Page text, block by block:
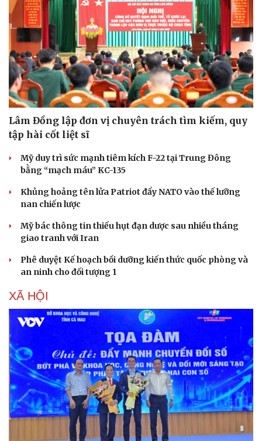
Sức khỏe
Dinh dưỡng - món ngon
Cây thuốc
Sản phụ khoa
Nhi khoa
Nam khoa
Làm đẹp - giảm cân
Phòng mạch online
Ăn sạch sống khỏe
Đời sống
Blog
Tình yêu - Gia đình
Lâm Đồng lập đơn vị chuyên trách tìm kiếm, quy
tập hài cốt liệt sĩ
Mỹ duy trì sức mạnh tiêm kích F-22 tại Trung Đông
bằng “mạch máu” KC-135
Khủng hoảng tên lửa Patriot đẩy NATO vào thế lưỡng
nan chiến lược
Mỹ bác thông tin thiếu hụt đạn dược sau nhiều tháng
giao tranh với Iran
Phê duyệt Kế hoạch bồi dưỡng kiến thức quốc phòng và
an ninh cho đối tượng 1
XÃ HỘI